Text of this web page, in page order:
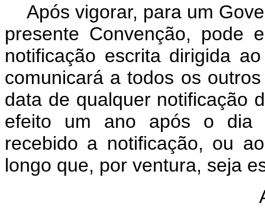
Após vigorar, para um
presente Convenção, pode
notificação escrita dirigida
comunicará a todos os
data de qualquer notificação
efeito um ano após o dia
recebido a notificação, ou
longo que, por ventura, seja